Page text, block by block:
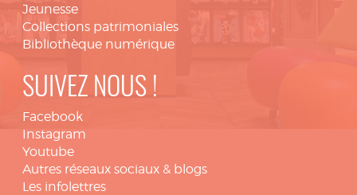
Jeunesse
Collections patrimoniales
Bibliothèque numérique
SUIVEZ NOUS !
Facebook
Instagram
Youtube
Autres réseaux sociaux & blogs
Les infolettres